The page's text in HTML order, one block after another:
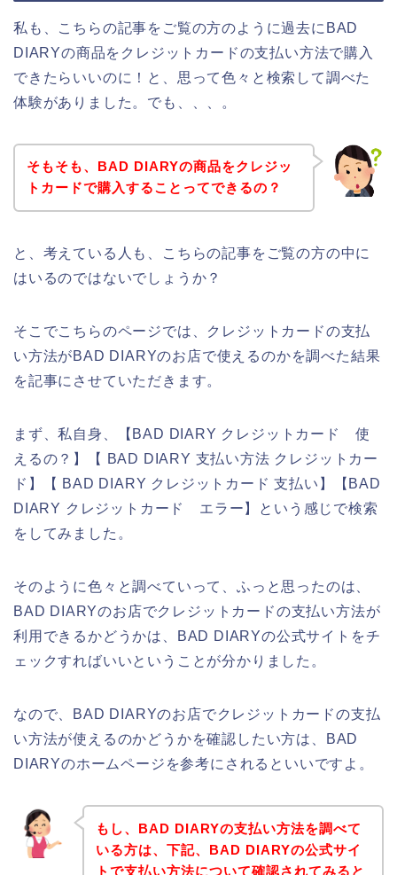
私も、こちらの記事をご覧の方のように過去にBAD
DIARYの商品をクレジットカードの支払い方法で購入
できたらいいのに！と、思って色々と検索して調べた
体験がありました。でも、、、。
そもそも、BAD DIARYの商品をクレジッ
トカードで購入することってできるの？
と、考えている人も、こちらの記事をご覧の方の中に
はいるのではないでしょうか？
そこでこちらのページでは、クレジットカードの支払
い方法がBAD DIARYのお店で使えるのかを調べた結果
を記事にさせていただきます。
まず、私自身、【BAD DIARY クレジットカード 使
えるの？】【 BAD DIARY 支払い方法 クレジットカー
ド】【 BAD DIARY クレジットカード 支払い】【BAD
DIARY クレジットカード エラー】という感じで検索
をしてみました。
そのように色々と調べていって、ふっと思ったのは、
BAD DIARYのお店でクレジットカードの支払い方法が
利用できるかどうかは、BAD DIARYの公式サイトをチ
ェックすればいいということが分かりました。
なので、BAD DIARYのお店でクレジットカードの支払
い方法が使えるのかどうかを確認したい方は、BAD
DIARYのホームページを参考にされるといいですよ。
もし、BAD DIARYの支払い方法を調べて
いる方は、下記、BAD DIARYの公式サイ
トで支払い方法について確認されてみると